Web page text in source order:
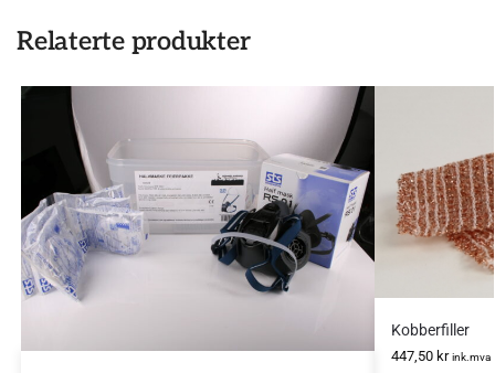
Relaterte produkter
Kobberfiller
447,50 kr ink.mva